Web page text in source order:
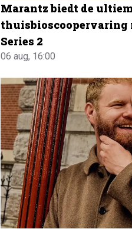
Marantz biedt de
thuisbioscoopervaring
Series 2
06 aug, 16:00